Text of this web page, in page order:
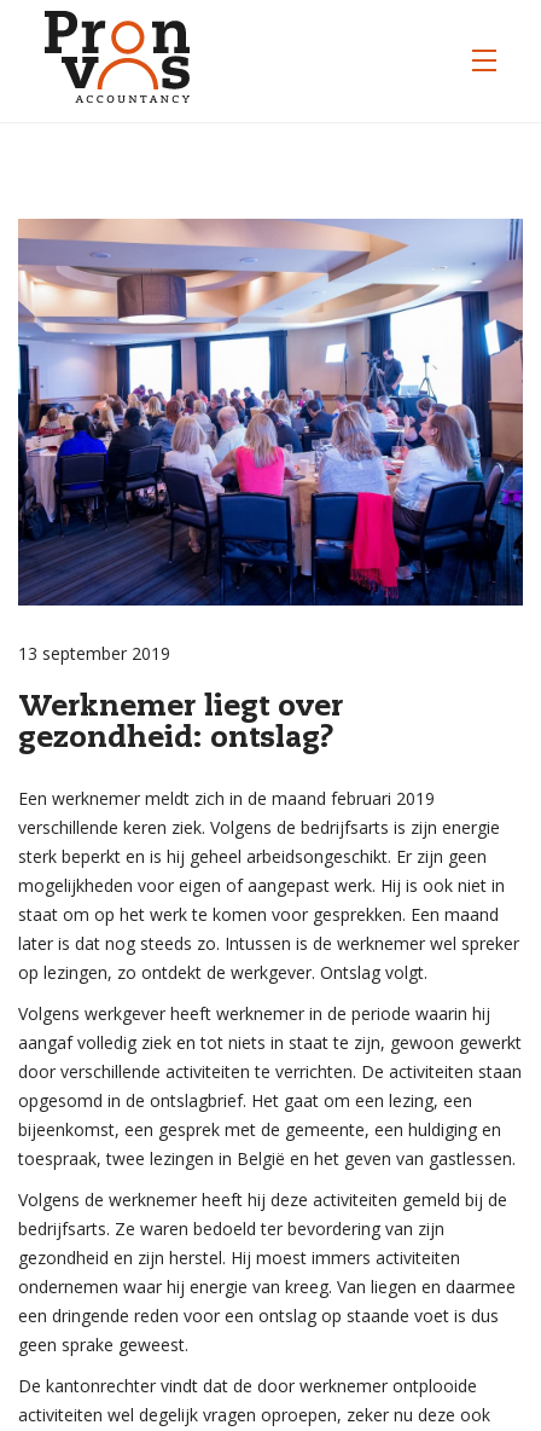
13 september 2019
Werknemer liegt over
gezondheid: ontslag?
Een werknemer meldt zich in de maand februari 2019
verschillende keren ziek. Volgens de bedrijfsarts is zijn energie
sterk beperkt en is hij geheel arbeidsongeschikt. Er zijn geen
mogelijkheden voor eigen of aangepast werk. Hij is ook niet in
staat om op het werk te komen voor gesprekken. Een maand
later is dat nog steeds zo. Intussen is de werknemer wel spreker
op lezingen, zo ontdekt de werkgever. Ontslag volgt.
Volgens werkgever heeft werknemer in de periode waarin hij
aangaf volledig ziek en tot niets in staat te zijn, gewoon gewerkt
door verschillende activiteiten te verrichten. De activiteiten staan
opgesomd in de ontslagbrief. Het gaat om een lezing, een
bijeenkomst, een gesprek met de gemeente, een huldiging en
toespraak, twee lezingen in België en het geven van gastlessen.
Volgens de werknemer heeft hij deze activiteiten gemeld bij de
bedrijfsarts. Ze waren bedoeld ter bevordering van zijn
gezondheid en zijn herstel. Hij moest immers activiteiten
ondernemen waar hij energie van kreeg. Van liegen en daarmee
een dringende reden voor een ontslag op staande voet is dus
geen sprake geweest.
De kantonrechter vindt dat de door werknemer ontplooide
activiteiten wel degelijk vragen oproepen, zeker nu deze ook